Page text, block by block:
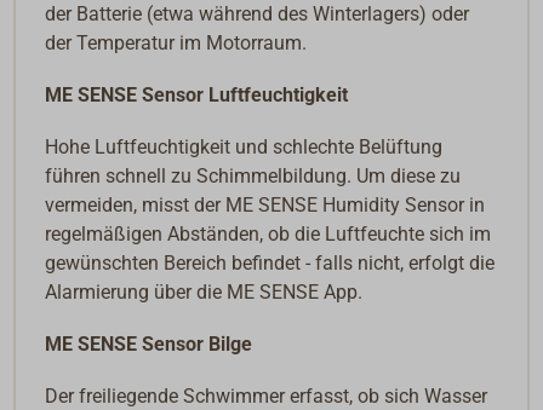
der Batterie (etwa während des Winterlagers) oder
der Temperatur im Motorraum.
ME SENSE Sensor Luftfeuchtigkeit
Hohe Luftfeuchtigkeit und schlechte Belüftung
führen schnell zu Schimmelbildung. Um diese zu
vermeiden, misst der ME SENSE Humidity Sensor in
regelmäßigen Abständen, ob die Luftfeuchte sich im
gewünschten Bereich befindet - falls nicht, erfolgt die
Alarmierung über die ME SENSE App.
ME SENSE Sensor Bilge
Der freiliegende Schwimmer erfasst, ob sich Wasser